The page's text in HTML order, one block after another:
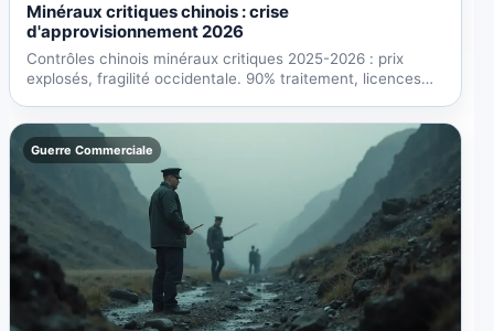
Minéraux critiques chinois : crise
d'approvisionnement 2026
Contrôles chinois minéraux critiques 2025-2026 : prix
explosés, fragilité occidentale. 90% traitement, licences
Guerre Commerciale